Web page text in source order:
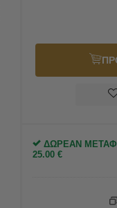
ΔΩΡΕΑΝ
25.00 €